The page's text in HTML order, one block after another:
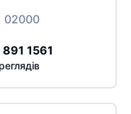
02000
1561